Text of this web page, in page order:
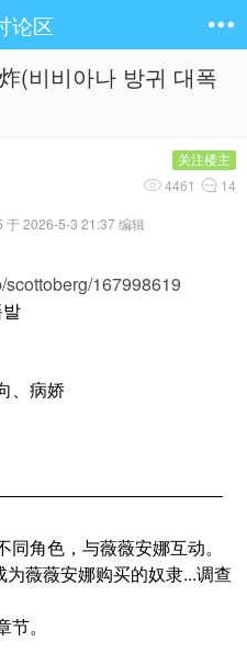
论区
(비비아나 방귀 대폭
关注楼主
4461 14
2026-5-3 21:37 编辑
scottoberg/167998619
、病娇
角色，与薇薇安娜互动。
薇薇安娜购买的奴隶...调查
。